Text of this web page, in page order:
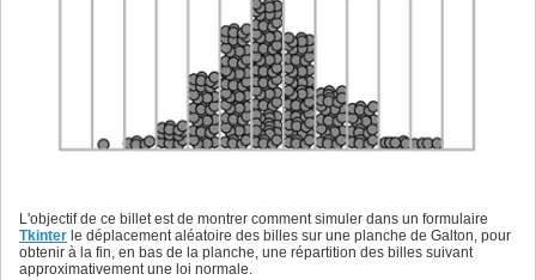
L'objectif de ce billet est de montrer comment simuler dans un formulaire
Tkinter le déplacement aléatoire des billes sur une planche de Galton, pour
obtenir à la fin, en bas de la planche, une répartition des billes suivant
approximativement une loi normale.